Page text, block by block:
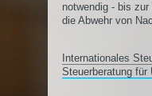
notwendig - bis
die Abwehr von
Internationales
Steuerberatung für